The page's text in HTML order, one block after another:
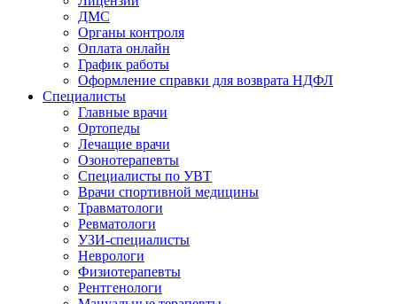
ДМС
Органы контроля
Оплата онлайн
График работы
Оформление справки для возврата НДФЛ
Специалисты
Главные врачи
Ортопеды
Лечащие врачи
Озонотерапевты
Специалисты по УВТ
Врачи спортивной медицины
Травматологи
Ревматологи
УЗИ-специалисты
Неврологи
Физиотерапевты
Рентгенологи